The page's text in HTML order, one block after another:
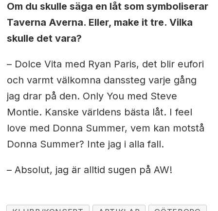
Om du skulle säga en låt som symboliserar
Taverna Averna. Eller, make it tre. Vilka
skulle det vara?
– Dolce Vita med Ryan Paris, det blir eufori
och varmt välkomna danssteg varje gång
jag drar på den. Only You med Steve
Montie. Kanske världens bästa låt. I feel
love med Donna Summer, vem kan motstå
Donna Summer? Inte jag i alla fall.
– Absolut, jag är alltid sugen på AW!